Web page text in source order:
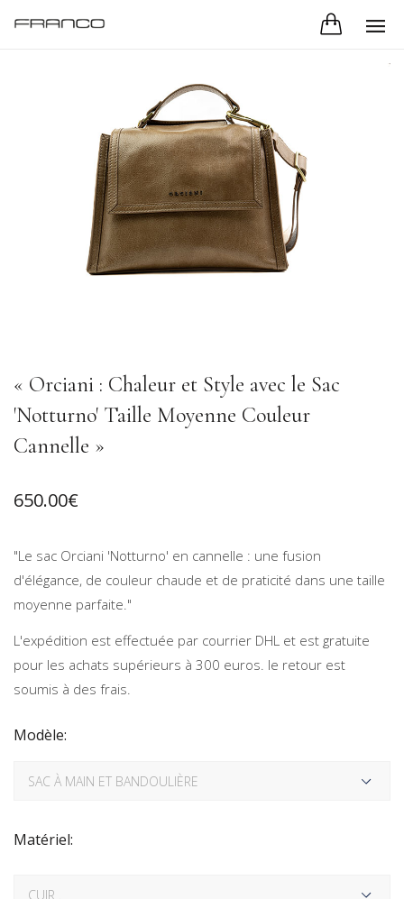
« Orciani : Chaleur et Style avec le Sac
'Notturno' Taille Moyenne Couleur
Cannelle »
650.00€
"Le sac Orciani 'Notturno' en cannelle : une fusion
d'élégance, de couleur chaude et de praticité dans une taille
moyenne parfaite."
L'expédition est effectuée par courrier DHL et est gratuite
pour les achats supérieurs à 300 euros. le retour est
soumis à des frais.
Modèle:
Matériel: